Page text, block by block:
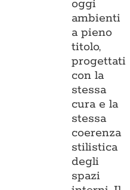
oggi
ambienti
a pieno
titolo,
progettati
con la
stessa
cura e la
stessa
coerenza
stilistica
degli
spazi